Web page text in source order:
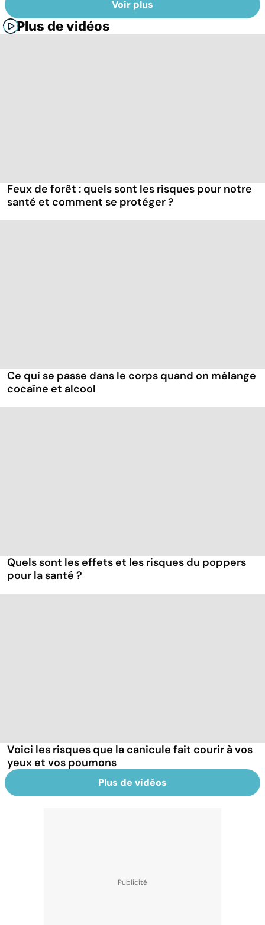
Voir plus
Plus de vidéos
Feux de forêt : quels sont les risques pour notre
santé et comment se protéger ?
Ce qui se passe dans le corps quand on mélange
cocaïne et alcool
Quels sont les effets et les risques du poppers
pour la santé ?
Voici les risques que la canicule fait courir à vos
yeux et vos poumons
Plus de vidéos